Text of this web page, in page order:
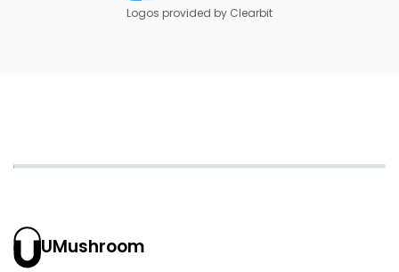
Logos provided by Clearbit
UMushroom